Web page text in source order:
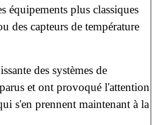
équipements plus classiques
des capteurs de température
des systèmes de
et ont provoqué l'attention
s'en prennent maintenant à la